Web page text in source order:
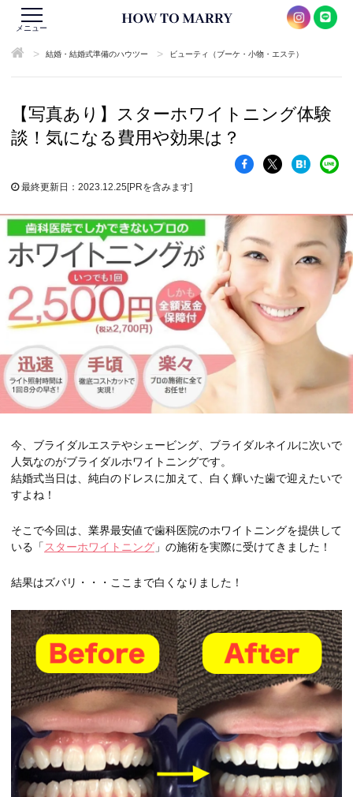
メニュー
> 結婚・結婚式準備のハウツー > ビューティ（ブーケ・小物・エステ）
【写真あり】スターホワイトニング体験
談！気になる費用や効果は？
最終更新日：2023.12.25[PRを含みます]
今、ブライダルエステやシェービング、ブライダルネイルに次いで
人気なのがブライダルホワイトニングです。
結婚式当日は、純白のドレスに加えて、白く輝いた歯で迎えたいで
すよね！
そこで今回は、業界最安値で歯科医院のホワイトニングを提供して
いる「スターホワイトニング 」の施術を実際に受けてきました！
結果はズバリ・・・ここまで白くなりました！